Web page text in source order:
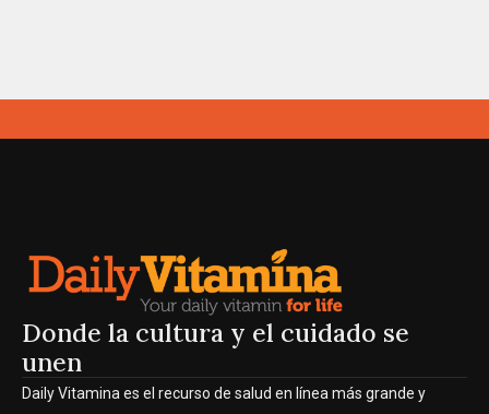
Donde la cultura y el cuidado se
unen
Daily Vitamina es el recurso de salud en línea más grande y